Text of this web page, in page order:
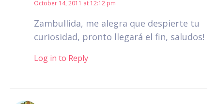
October 14, 2011 at 12:12 pm
Zambullida, me alegra que despierte tu
curiosidad, pronto llegará el fin, saludos!
Log in to Reply